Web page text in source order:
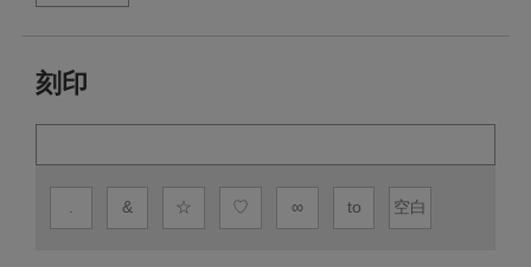
刻印
& ☆ ♡ ∞ to 空白